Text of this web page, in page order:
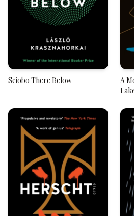
Seiobo There Below
A